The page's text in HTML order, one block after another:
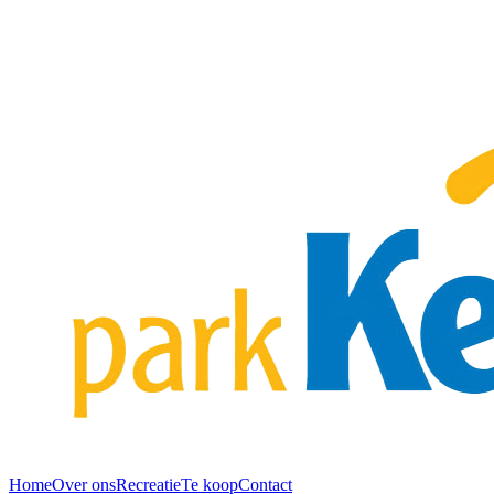
HomeOver onsRecreatieTe koopContact